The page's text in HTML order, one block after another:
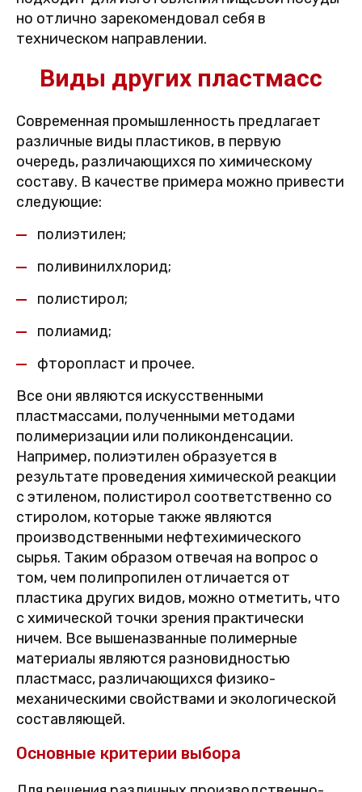
но отлично зарекомендовал себя в
техническом направлении.
Виды других пластмасс
Современная промышленность предлагает
различные виды пластиков, в первую
очередь, различающихся по химическому
составу. В качестве примера можно привести
следующие:
полиэтилен;
поливинилхлорид;
полистирол;
полиамид;
фторопласт и прочее.
Все они являются искусственными
пластмассами, полученными методами
полимеризации или поликонденсации.
Например, полиэтилен образуется в
результате проведения химической реакции
с этиленом, полистирол соответственно со
стиролом, которые также являются
производственными нефтехимического
сырья. Таким образом отвечая на вопрос о
том, чем полипропилен отличается от
пластика других видов, можно отметить, что
с химической точки зрения практически
ничем. Все вышеназванные полимерные
материалы являются разновидностью
пластмасс, различающихся физико-
механическими свойствами и экологической
составляющей.
Основные критерии выбора